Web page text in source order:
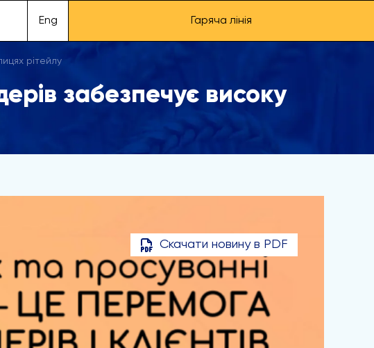
Eng Гаряча лінія
рітейлу
забезпечує високу
Скачати новину в PDF